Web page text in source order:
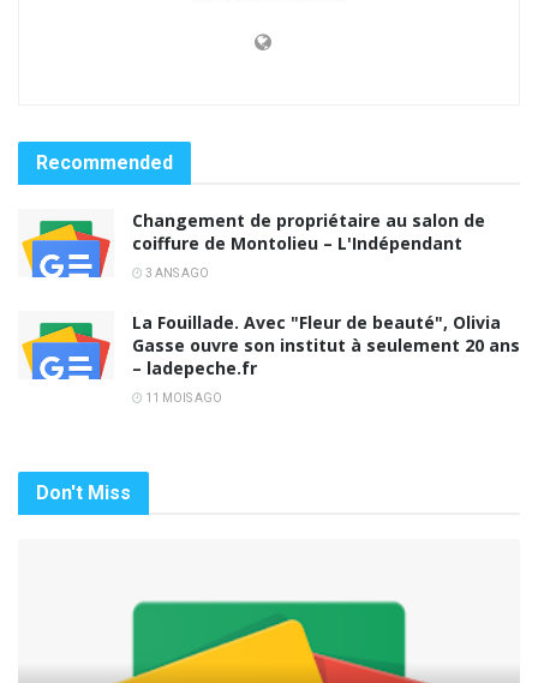
Recommended
Changement de propriétaire au salon de
coiffure de Montolieu – L'Indépendant
3 ANS AGO
La Fouillade. Avec "Fleur de beauté", Olivia
Gasse ouvre son institut à seulement 20 ans
– ladepeche.fr
11 MOIS AGO
Don't Miss